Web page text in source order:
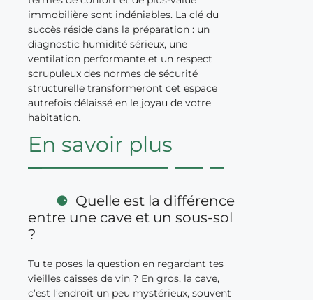
immobilière sont indéniables. La clé du
succès réside dans la préparation : un
diagnostic humidité sérieux, une
ventilation performante et un respect
scrupuleux des normes de sécurité
structurelle transformeront cet espace
autrefois délaissé en le joyau de votre
habitation.
En savoir plus
Quelle est la différence
entre une cave et un sous-sol
?
Tu te poses la question en regardant tes
vieilles caisses de vin ? En gros, la cave,
c’est l’endroit un peu mystérieux, souvent